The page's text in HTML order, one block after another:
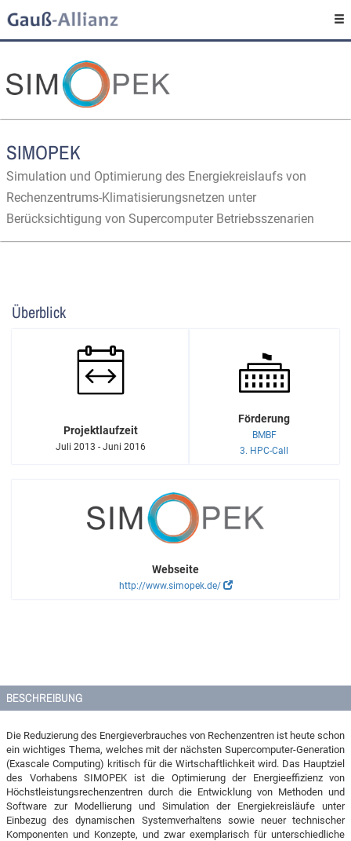
SIMOPEK
Simulation und Optimierung des Energiekreislaufs von
Rechenzentrums-Klimatisierungsnetzen unter
Berücksichtigung von Supercomputer Betriebsszenarien
Überblick
Projektlaufzeit
Juli 2013 - Juni 2016
Förderung
BMBF
3. HPC-Call
Webseite
http://www.simopek.de/
BESCHREIBUNG
Die Reduzierung des Energieverbrauches von Rechenzentren ist heute schon
ein wichtiges Thema, welches mit der nächsten Supercomputer-Generation
(Exascale Computing) kritisch für die Wirtschaftlichkeit wird. Das Hauptziel
des Vorhabens SIMOPEK ist die Optimierung der Energieeffizienz von
Höchstleistungsrechenzentren durch die Entwicklung von Methoden und
Software zur Modellierung und Simulation der Energiekreisläufe unter
Einbezug des dynamischen Systemverhaltens sowie neuer technischer
Komponenten und Konzepte, und zwar exemplarisch für unterschiedliche